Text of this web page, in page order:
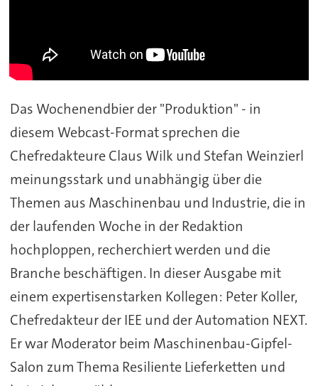
Das Wochenendbier der "Produktion" - in
diesem Webcast-Format sprechen die
Chefredakteure Claus Wilk und Stefan Weinzierl
meinungsstark und unabhängig über die
Themen aus Maschinenbau und Industrie, die in
der laufenden Woche in der Redaktion
hochploppen, recherchiert werden und die
Branche beschäftigen. In dieser Ausgabe mit
einem expertisenstarken Kollegen: Peter Koller,
Chefredakteur der IEE und der Automation NEXT.
Er war Moderator beim Maschinenbau-Gipfel-
Salon zum Thema Resiliente Lieferketten und